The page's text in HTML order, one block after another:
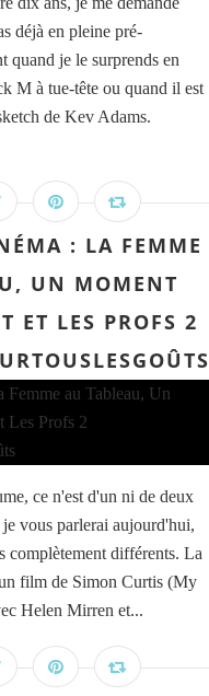
déjà en pleine pré-
quand je le surprends en
M à tue-tête ou quand il est
de Kev Adams.
: LA FEMME
UN MOMENT
ET LES PROFS 2
ce n'est d'un ni de deux
vous parlerai aujourd'hui,
complètement différents. La
film de Simon Curtis (My
Helen Mirren et...